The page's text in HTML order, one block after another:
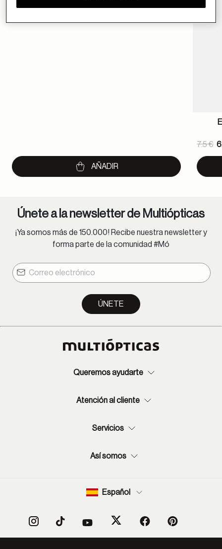
AÑADIR
7.5 €
to
Únete a la newsletter de Multiópticas
¡Ya somos más de 150.000! Recibe nuestra newsletter y
forma parte de la comunidad #Mó
ÚNETE
Queremos ayudarte
Atención al cliente
Servicios
Así somos
Español